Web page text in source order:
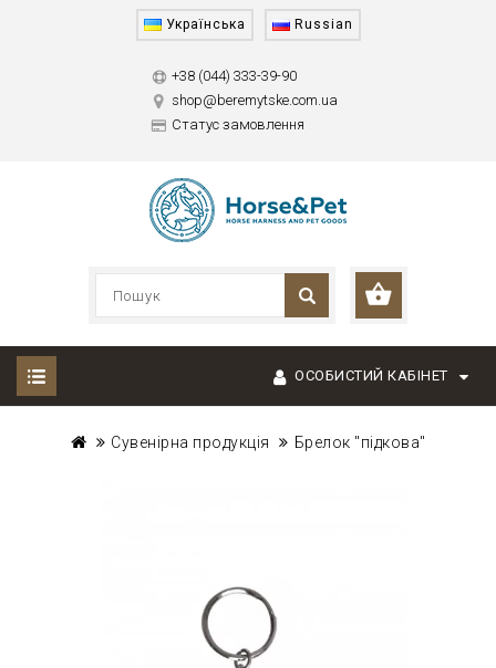
Українська Russian
+38 (044) 333-39-90
shop@beremytske.com.ua
Статус замовлення
ОСОБИСТИЙ КАБІНЕТ
Сувенірна продукція Брелок "підкова"